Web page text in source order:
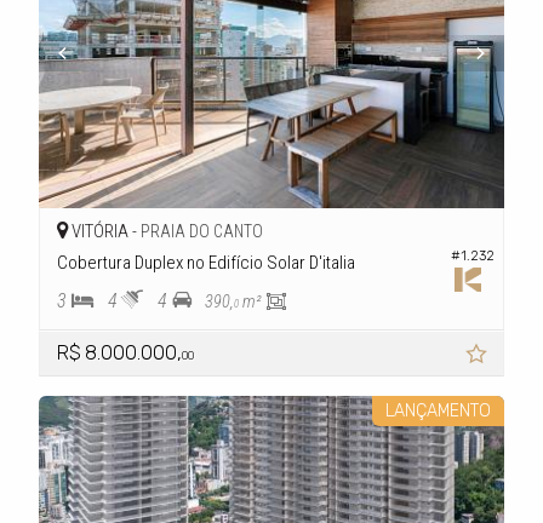
#1.232
VITÓRIA - PRAIA DO CANTO
Cobertura Duplex no Edifício Solar D'italia
3 4 4 390,0 m²
R$ 8.000.000,00
LANÇAMENTO